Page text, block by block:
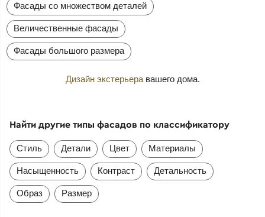
Фасады со множеством деталей
Величественные фасады
Фасады большого размера
Дизайн экстерьеравашего дома.
Найти другие типы фасадов по классификатору
Стиль Детали Цвет Материалы
Насыщенность Контраст Детальность
Образ Размер